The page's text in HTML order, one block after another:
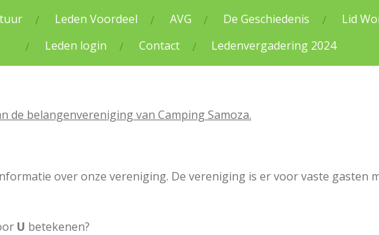
Leden Voordeel AVG De Geschiedenis Lid
Leden login
Contact Ledenvergadering 2024
de belangenvereniging van Camping Samoza.
over onze vereniging. De vereniging is er voor vaste gasten
U betekenen?